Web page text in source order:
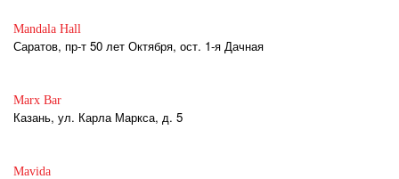
Mandala Hall
Саратов, пр-т 50 лет Октября, ост. 1-я Дачная
Marx Bar
Казань, ул. Карла Маркса, д. 5
Mavida